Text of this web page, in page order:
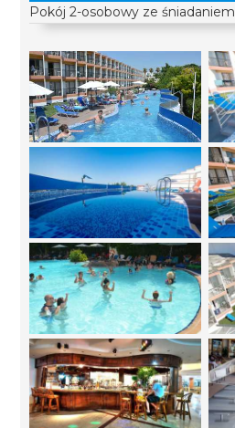
Pokój 2-osobowy ze śniadaniem